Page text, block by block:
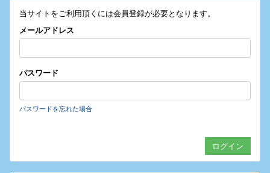
当サイトをご利用頂くには会員登録が必要となります。
メールアドレス
パスワード
パスワードを忘れた場合